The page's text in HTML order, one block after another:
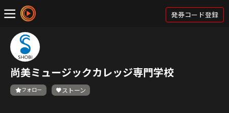
発券コード登録
尚美ミュージックカレッジ専門学校
フォロー ストーン